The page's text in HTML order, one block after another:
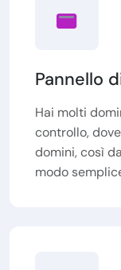
Pannello
Hai molti
controllo,
domini, così
modo